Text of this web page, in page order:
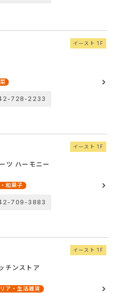
イースト 1F
728-2233
ツ ハーモニー
和菓子
イースト 1F
709-3883
チンストア
ア・生活雑貨
イースト 1F